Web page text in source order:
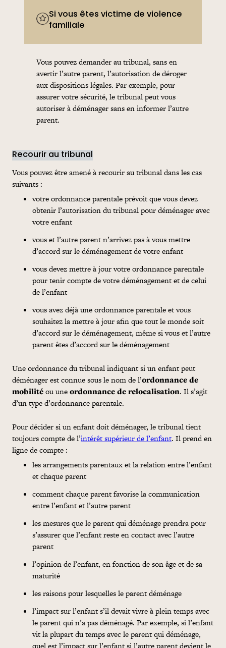
Si vous êtes victime de violence
familiale
Vous pouvez demander au tribunal, sans en
avertir l’autre parent, l’autorisation de déroger
aux dispositions légales. Par exemple, pour
assurer votre sécurité, le tribunal peut vous
autoriser à déménager sans en informer l’autre
parent.
Recourir au tribunal
Vous pouvez être amené à recourir au tribunal dans les cas
suivants :
votre ordonnance parentale prévoit que vous devez
obtenir l’autorisation du tribunal pour déménager avec
votre enfant
vous et l’autre parent n’arrivez pas à vous mettre
d’accord sur le déménagement de votre enfant
vous devez mettre à jour votre ordonnance parentale
pour tenir compte de votre déménagement et de celui
de l’enfant
vous avez déjà une ordonnance parentale et vous
souhaitez la mettre à jour afin que tout le monde soit
d’accord sur le déménagement, même si vous et l’autre
parent êtes d’accord sur le déménagement
Une ordonnance du tribunal indiquant si un enfant peut
déménager est connue sous le nom de l’ordonnance de
mobilitéou uneordonnance de relocalisation. Il s’agit
d’un type d’ordonnance parentale.
Pour décider si un enfant doit déménager, le tribunal tient
toujours compte de l’intérêt supérieur de l’enfant. Il prend en
ligne de compte :
les arrangements parentaux et la relation entre l’enfant
et chaque parent
comment chaque parent favorise la communication
entre l’enfant et l’autre parent
les mesures que le parent qui déménage prendra pour
s’assurer que l’enfant reste en contact avec l’autre
parent
l’opinion de l’enfant, en fonction de son âge et de sa
maturité
les raisons pour lesquelles le parent déménage
l’impact sur l’enfant s’il devait vivre à plein temps avec
le parent qui n’a pas déménagé. Par exemple, si l’enfant
vit la plupart du temps avec le parent qui déménage,
quel est l’impact sur l’enfant si l’autre parent devient le